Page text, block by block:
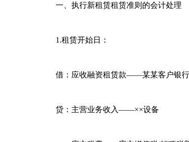
一、执行新租赁租赁准则的会计处理
1.租赁开始日：
借：应收融资租赁款——某某客户银行
贷：主营业务收入——××设备